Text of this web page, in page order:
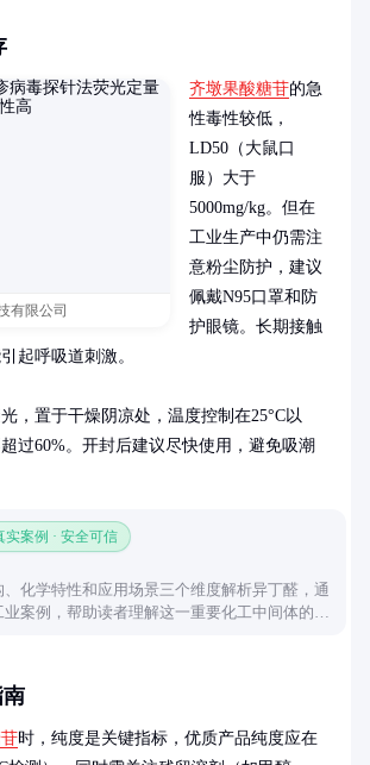
有限公司
齐墩果酸糖苷的急
性毒性较低，
LD50（大鼠口
服）大于
5000mg/kg。但在
工业生产中仍需注
意粉尘防护，建议
佩戴N95口罩和防
护眼镜。长期接触
起呼吸道刺激。
，置于干燥阴凉处，温度控制在25°C以
过60%。开封后建议尽快使用，避免吸潮
实案例 · 安全可信
化学特性和应用场景三个维度解析异丁醛，通
案例，帮助读者理解这一重要化工中间体的核
时，纯度是关键指标，优质产品纯度应在